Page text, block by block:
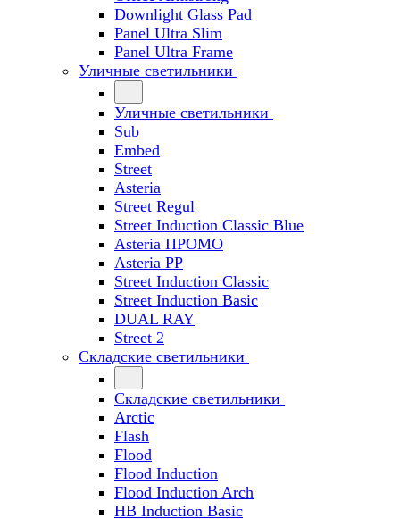
Downlight Glass Pad
Panel Ultra Slim
Panel Ultra Frame
Уличные светильники
Уличные светильники
Sub
Embed
Street
Asteria
Street Regul
Street Induction Classic Blue
Asteria ПРОМО
Asteria PP
Street Induction Classic
Street Induction Basic
DUAL RAY
Street 2
Складские светильники
Складские светильники
Arctic
Flash
Flood
Flood Induction
Flood Induction Arch
HB Induction Basic